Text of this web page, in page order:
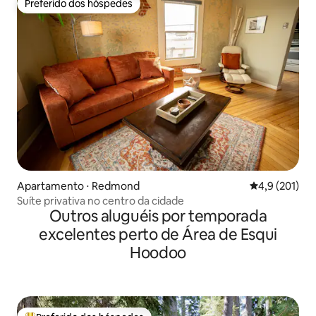
Preferido dos hóspedes
Preferido dos hóspedes
Apartamento ⋅ Redmond 4,9 de uma
4,9 (201)
Suíte privativa no centro da cidade
Outros aluguéis por temporada
excelentes perto de Área de Esqui
Hoodoo